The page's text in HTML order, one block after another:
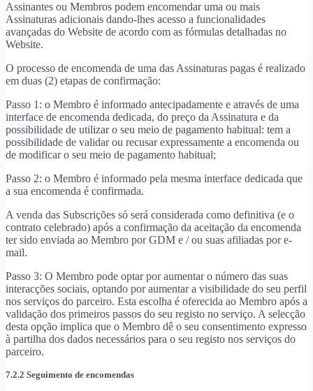
Assinantes ou Membros podem encomendar uma ou mais
Assinaturas adicionais dando-lhes acesso a funcionalidades
avançadas do Website de acordo com as fórmulas detalhadas no
Website.
O processo de encomenda de uma das Assinaturas pagas é realizado
em duas (2) etapas de confirmação:
Passo 1: o Membro é informado antecipadamente e através de uma
interface de encomenda dedicada, do preço da Assinatura e da
possibilidade de utilizar o seu meio de pagamento habitual: tem a
possibilidade de validar ou recusar expressamente a encomenda ou
de modificar o seu meio de pagamento habitual;
Passo 2: o Membro é informado pela mesma interface dedicada que
a sua encomenda é confirmada.
A venda das Subscrições só será considerada como definitiva (e o
contrato celebrado) após a confirmação da aceitação da encomenda
ter sido enviada ao Membro por GDM e / ou suas afiliadas por e-
mail.
Passo 3: O Membro pode optar por aumentar o número das suas
interacções sociais, optando por aumentar a visibilidade do seu perfil
nos serviços do parceiro. Esta escolha é oferecida ao Membro após a
validação dos primeiros passos do seu registo no serviço. A selecção
desta opção implica que o Membro dê o seu consentimento expresso
à partilha dos dados necessários para o seu registo nos serviços do
parceiro.
7.2.2 Seguimento de encomendas